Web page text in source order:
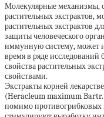
Молекулярные механизмы,
растительных экстрактов,
растительных экстрактов
защиты человеческого
иммунную систему, может
время в ряде
свойства растительных
свойствами.
Экстракты корней
(Heracleum maximum
помимо противогрибковых